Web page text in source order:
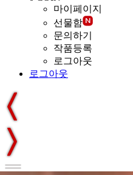
마이페이지
선물함
문의하기
작품등록
로그아웃
로그아웃